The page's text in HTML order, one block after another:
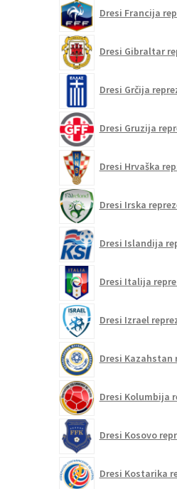
Dresi Francija
Dresi Gibraltar
Dresi Grčija
Dresi Gruzija
Dresi Hrvaška
Dresi Irska
Dresi Islandija
Dresi Italija
Dresi Izrael
Dresi Kazahstan
Dresi Kolumbija
Dresi Kosovo
Dresi Kostarika